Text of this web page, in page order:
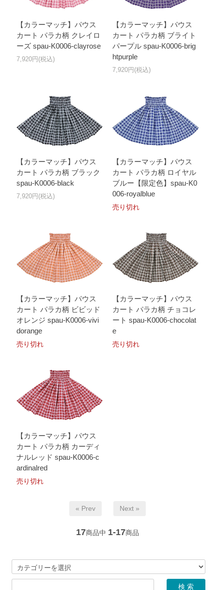
【カラーマッチ】パウス
カート パラカ柄 クレイロ
ーズ spau-K0006-clayrose
7,920円(税込)
【カラーマッチ】パウス
カート パラカ柄 ブライト
パープル spau-K0006-brig
htpurple
7,920円(税込)
【カラーマッチ】パウス
カート パラカ柄 ブラック
spau-K0006-black
7,920円(税込)
【カラーマッチ】パウス
カート パラカ柄 ロイヤル
ブルー【限定色】spau-K0
006-royalblue
売り切れ
【カラーマッチ】パウス
カート パラカ柄 ビビッド
オレンジ spau-K0006-vivi
dorange
売り切れ
【カラーマッチ】パウス
カート パラカ柄 チョコレ
ート spau-K0006-chocolat
e
売り切れ
【カラーマッチ】パウス
カート パラカ柄 カーディ
ナルレッド spau-K0006-c
ardinalred
売り切れ
« Prev Next »
17商品中 1-17商品